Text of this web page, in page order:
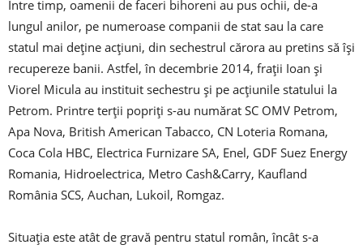
Între timp, oamenii de faceri bihoreni au pus ochii, de-a
lungul anilor, pe numeroase companii de stat sau la care
statul mai deține acțiuni, din sechestrul cărora au pretins să își
recupereze banii. Astfel, în decembrie 2014, fraţii Ioan şi
Viorel Micula au instituit sechestru şi pe acţiunile statului la
Petrom. Printre terţii popriţi s-au numărat SC OMV Petrom,
Apa Nova, British American Tabacco, CN Loteria Romana,
Coca Cola HBC, Electrica Furnizare SA, Enel, GDF Suez Energy
Romania, Hidroelectrica, Metro Cash&Carry, Kaufland
România SCS, Auchan, Lukoil, Romgaz.
Situația este atât de gravă pentru statul român, încât s-a